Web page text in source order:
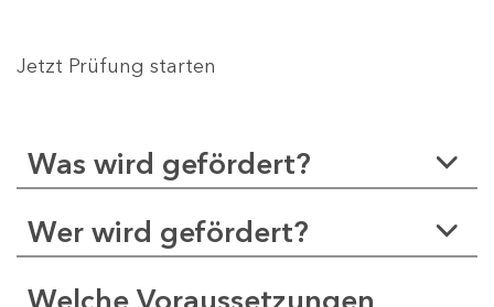
Jetzt Prüfung starten
Was wird gefördert?
Wer wird gefördert?
Welche Voraussetzungen